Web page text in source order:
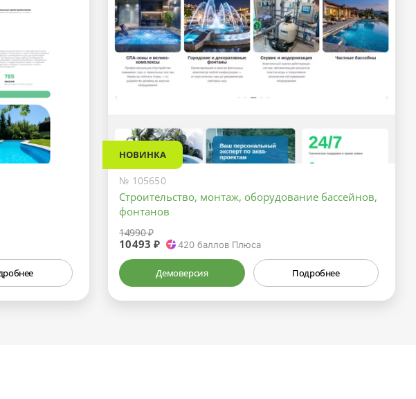
НОВИНКА
№ 105650
Строительство, монтаж, оборудование бассейнов,
фонтанов
14990 ₽
10493 ₽ 420баллов Плюса
Демоверсия Подробнее